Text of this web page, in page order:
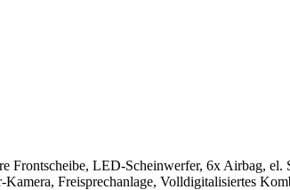
Frontscheibe, LED-Scheinwerfer, 6x Airbag,
Freisprechanlage, Volldigitalisiertes